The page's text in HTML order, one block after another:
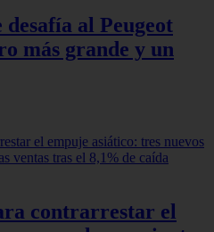
al Peugeot
más grande y un
contrarrestar el